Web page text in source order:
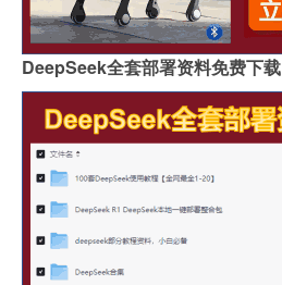
DeepSeek全套部署资料免费下载